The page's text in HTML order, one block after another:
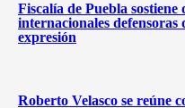
Fiscalía de Puebla
internacionales
expresión
Roberto Velasco se reúne